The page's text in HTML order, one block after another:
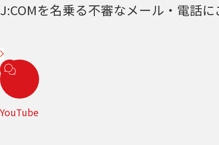
J:COMを名乗る不審なメール・電話
YouTube